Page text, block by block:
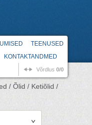
TEENUSED
KONTAKTANDMED
Võrdlus 0/0
/ Õlid / Ketiõlid /